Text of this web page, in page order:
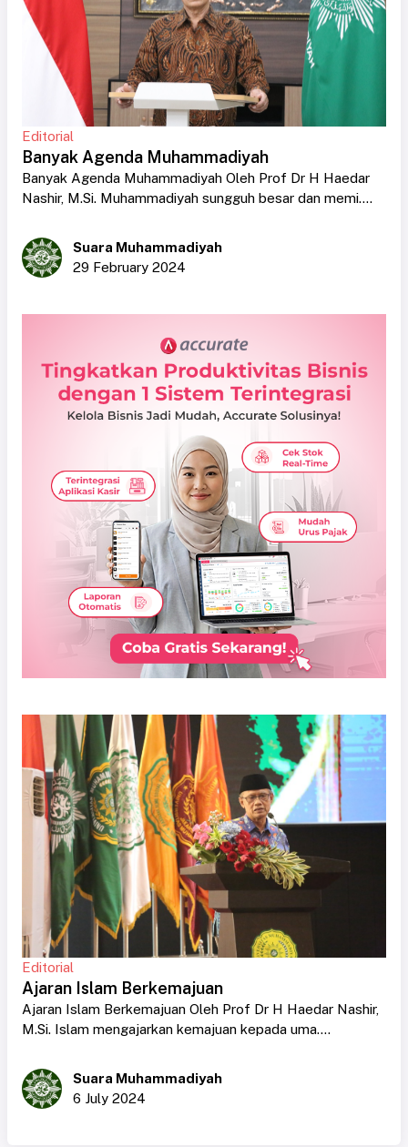
Editorial
Banyak Agenda Muhammadiyah
Banyak Agenda Muhammadiyah Oleh Prof Dr H Haedar
Nashir, M.Si. Muhammadiyah sungguh besar dan memi....
Suara Muhammadiyah
29 February 2024
Editorial
Ajaran Islam Berkemajuan
Ajaran Islam Berkemajuan Oleh Prof Dr H Haedar Nashir,
M.Si. Islam mengajarkan kemajuan kepada uma....
Suara Muhammadiyah
6 July 2024